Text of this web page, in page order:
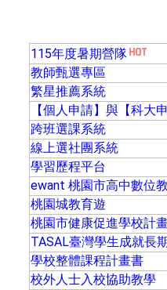
115年度暑期營隊
教師甄選專區
繁星推薦系統
【個人申請】與【科大
跨班選課系統
線上選社團系統
學習歷程平台
ewant 桃園市高中數位
桃園城教育遊
桃園市健康促進學校計
TASAL臺灣學生成就長
學校整體課程計畫書
校外人士入校協助教學